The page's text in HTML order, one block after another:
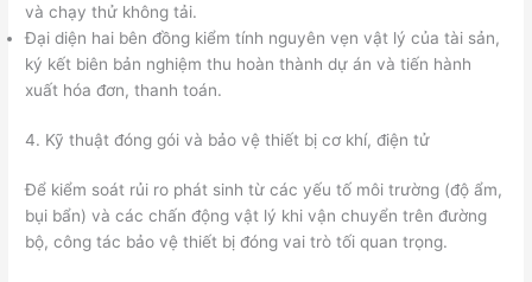
và chạy thử không tải.
Đại diện hai bên đồng kiểm tính nguyên vẹn vật lý của tài sản,
ký kết biên bản nghiệm thu hoàn thành dự án và tiến hành
xuất hóa đơn, thanh toán.
4. Kỹ thuật đóng gói và bảo vệ thiết bị cơ khí, điện tử
Để kiểm soát rủi ro phát sinh từ các yếu tố môi trường (độ ẩm,
bụi bẩn) và các chấn động vật lý khi vận chuyển trên đường
bộ, công tác bảo vệ thiết bị đóng vai trò tối quan trọng.